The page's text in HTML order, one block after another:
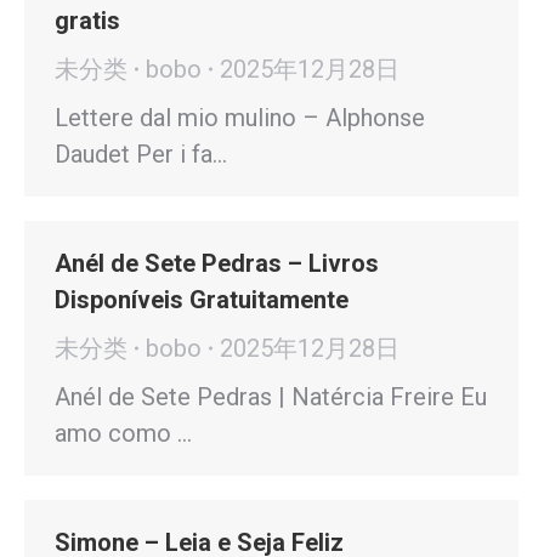
gratis
未分类
bobo
2025年12月28日
Lettere dal mio mulino – Alphonse
Daudet Per i fa…
Anél de Sete Pedras – Livros
Disponíveis Gratuitamente
未分类
bobo
2025年12月28日
Anél de Sete Pedras | Natércia Freire Eu
amo como …
Simone – Leia e Seja Feliz